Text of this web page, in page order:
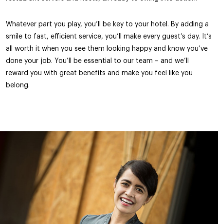
Whatever part you play, you’ll be key to your hotel. By adding a
smile to fast, efficient service, you’ll make every guest’s day. It’s
all worth it when you see them looking happy and know you’ve
done your job. You’ll be essential to our team – and we’ll
reward you with great benefits and make you feel like you
belong.